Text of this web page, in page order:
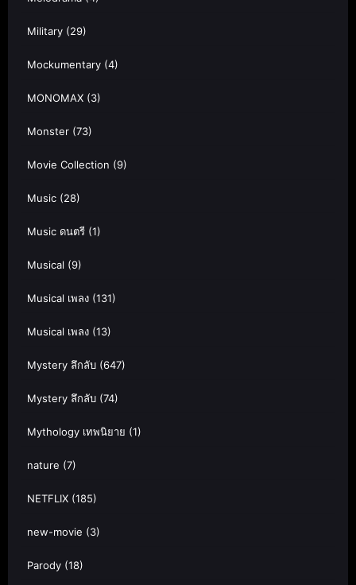
Military (29)
Mockumentary (4)
MONOMAX (3)
Monster (73)
Movie Collection (9)
Music (28)
Music ดนตรี (1)
Musical (9)
Musical เพลง (131)
Musical เพลง (13)
Mystery ลึกลับ (647)
Mystery ลึกลับ (74)
Mythology เทพนิยาย (1)
nature (7)
NETFLIX (185)
new-movie (3)
Parody (18)